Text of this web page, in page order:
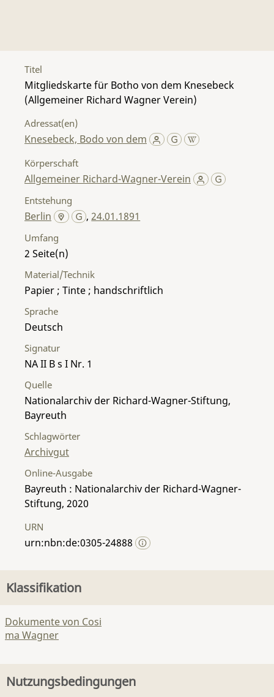
Titel
Mitgliedskarte für Botho von dem Knesebeck
(Allgemeiner Richard Wagner Verein)
Adressat(en)
Knesebeck, Bodo von dem
Körperschaft
Allgemeiner Richard-Wagner-Verein
Entstehung
Berlin ,24.01.1891
Umfang
2
Material/Technik
Papier ; Tinte ; handschriftlich
Sprache
Deutsch
Signatur
NA II B s I Nr. 1
Quelle
Nationalarchiv der Richard-Wagner-Stiftung,
Bayreuth
Schlagwörter
Archivgut
Online-Ausgabe
Bayreuth : Nationalarchiv der Richard-Wagner-
Stiftung, 2020
URN
urn:nbn:de:0305-24888
Klassifikation
Dokumente von Cosi
ma Wagner
Nutzungsbedingungen